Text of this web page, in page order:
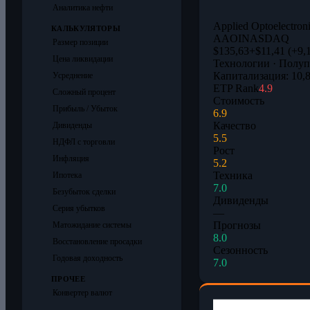
Аналитика нефти
КАЛЬКУЛЯТОРЫ
Размер позиции
Цена ликвидации
Усреднение
Сложный процент
Прибыль / Убыток
Дивиденды
НДФЛ с торговли
Инфляция
Ипотека
Безубыток сделки
Серия убытков
Матожидание системы
Восстановление просадки
Годовая доходность
ПРОЧЕЕ
Конвертер валют
Applied
AAOINASDAQ
$135,63+$11,41
Технологии ·
Капитализация:
ETP Rank4.9
Стоимость
6.9
Качество
5.5
Рост
5.2
Техника
7.0
Дивиденды
—
Прогнозы
8.0
Сезонность
7.0